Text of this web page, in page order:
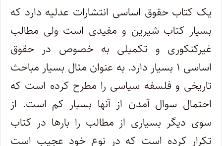
یک کتاب حقوق اساسی انتشارات عدلیه دارد که
بسیار کتاب شیرین و مفیدی است ولی مطالب
غیرکنکوری و تکمیلی به خصوص در حقوق
اساسی ۱ بسیار دارد. به عنوان مثال بسیار مباحث
تاریخی و فلسفه سیاسی را مطرح کرده است که
احتمال سوال آمدن از آنها بسیار کم است. از
سوی دیگر بسیاری از مطالب را بارها در کتاب
تکرار کرده است که در نوع خود عجیب است